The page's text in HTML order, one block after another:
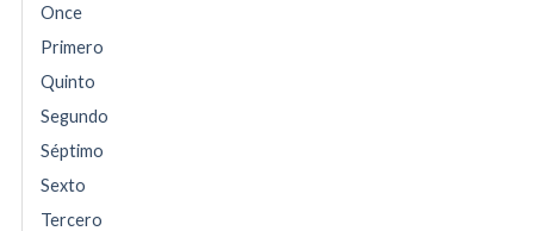
Once
Primero
Quinto
Segundo
Séptimo
Sexto
Tercero